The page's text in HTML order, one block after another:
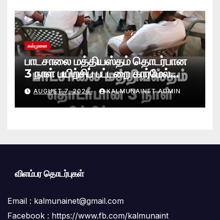
கல்முனை
பாடசாலை மத்தியஸ்தம் தொடர்பான
3 நாள் பயிற்சிப் பட்டறை கார்மேல்
பற்றிமாவில் நிறைவு!முரண்பாடுகளைத்
தீர்க்கும் முறைகள் குறித்துத்
தெளிவூட்டல்
AUGUST 7, 2026 KALMUNAINET ADMIN
விளம்பர தொடர்புகள்
Email : kalmunainet@gmail.com
Facebook : https://www.fb.com/kalmunaint